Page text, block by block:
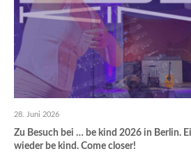
28. Juni 2026
Zu Besuch bei … be kind 2026 in Berlin.
wieder be kind. Come closer!